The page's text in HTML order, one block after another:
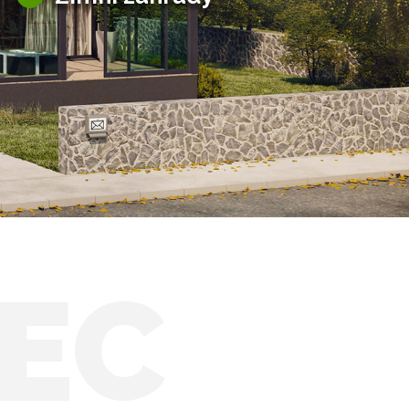
Hliníkové zimní zahrady
Zimní zahrady HORECA
Solární zimní zahrady